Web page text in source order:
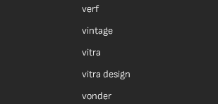
verf
vintage
vitra
vitra design
vonder